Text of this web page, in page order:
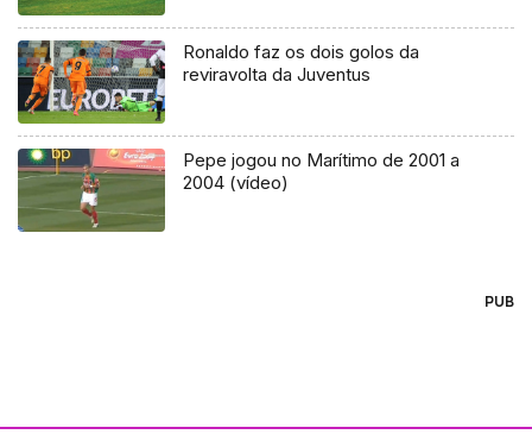
Ronaldo faz os dois golos da
reviravolta da Juventus
Pepe jogou no Marítimo de 2001 a
2004 (vídeo)
PUB